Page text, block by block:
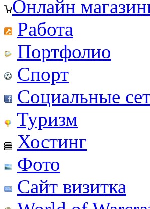
Онлайн
Работа
Портфолио
Спорт
Социальные
Туризм
Хостинг
Фото
Сайт визитка